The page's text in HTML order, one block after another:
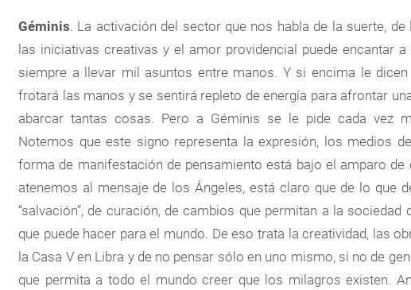
Géminis. La activación del sector que nos habla de la suerte,
las iniciativas creativas y el amor providencial puede encantar
siempre a llevar mil asuntos entre manos. Y si encima le
frotará las manos y se sentirá repleto de energía para afrontar
abarcar tantas cosas. Pero a Géminis se le pide cada vez
Notemos que este signo representa la expresión, los medios
forma de manifestación de pensamiento está bajo el amparo de
atenemos al mensaje de los Ángeles, está claro que de lo que
“salvación”, de curación, de cambios que permitan a la
que puede hacer para el mundo. De eso trata la creatividad, las
la Casa V en Libra y de no pensar sólo en uno mismo, si no de
que permita a todo el mundo creer que los milagros existen.